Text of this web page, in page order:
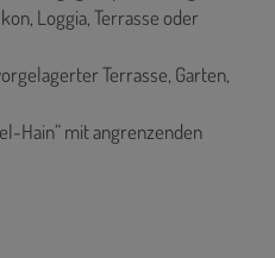
Loggia, Terrasse oder
Terrasse, Garten,
Hain“ mit angrenzenden